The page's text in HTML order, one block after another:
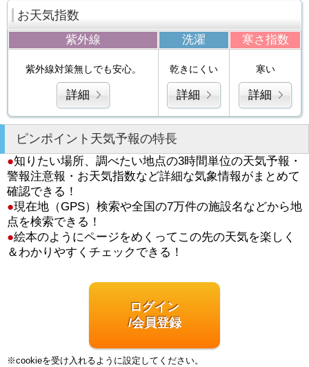
お天気指数
紫外線 洗濯 寒さ指数
紫外線対策無しでも安心。
詳細
乾きにくい
詳細
寒い
詳細
ピンポイント天気予報の特長
●知りたい場所、調べたい地点の3時間単位の天気予報・
警報注意報・お天気指数など詳細な気象情報がまとめて
確認できる！
●現在地（GPS）検索や全国の7万件の施設名などから地
点を検索できる！
●絵本のようにページをめくってこの先の天気を楽しく
＆わかりやすくチェックできる！
ログイン
/会員登録
※cookieを受け入れるように設定してください。